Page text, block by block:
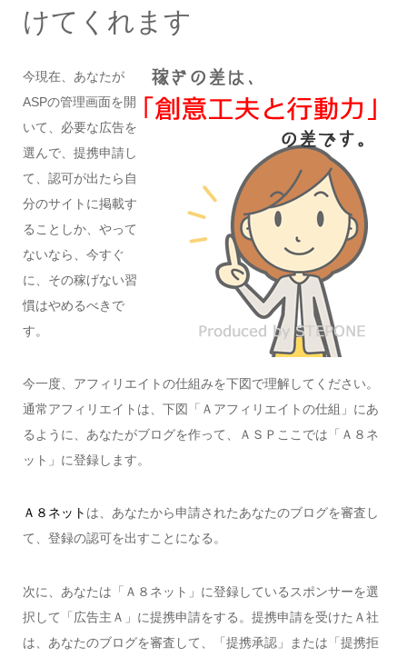
けてくれます
今現在、あなたが
ASPの管理画面を開
いて、必要な広告を
選んで、提携申請し
て、認可が出たら自
分のサイトに掲載す
ることしか、やって
ないなら、今すぐ
に、その稼げない習
慣はやめるべきで
す。
今一度、アフィリエイトの仕組みを下図で理解してください。
通常アフィリエイトは、下図「Ａアフィリエイトの仕組」にあ
るように、あなたがブログを作って、ＡＳＰここでは「Ａ８ネ
ット」に登録します。
Ａ８ネット は、あなたから申請されたあなたのブログを審査し
て、登録の認可を出すことになる。
次に、あなたは「Ａ８ネット」に登録しているスポンサーを選
択して「広告主Ａ」に提携申請をする。提携申請を受けたＡ社
は、あなたのブログを審査して、「提携承認」または「提携拒